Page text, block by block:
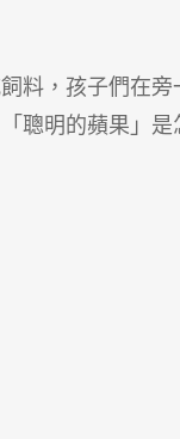
料，孩子們在旁
聰明的蘋果」是